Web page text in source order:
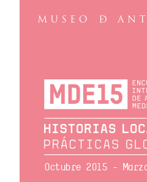
Octubre 2015 -